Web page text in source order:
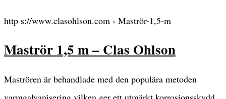
http s://www.clasohlson.com › Maströr-1,5-m
Maströr 1,5 m – Clas Ohlson
Maströren är behandlade med den populära metoden